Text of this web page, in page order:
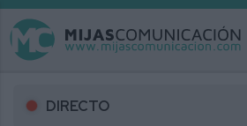
DIRECTO